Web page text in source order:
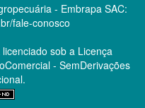
- Embrapa SAC:
fale-conosco
sob a Licença
- SemDerivações